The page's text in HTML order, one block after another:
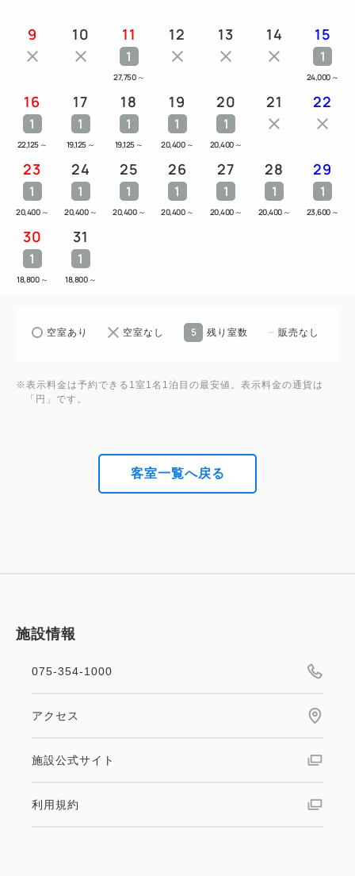
9 10 11
1
27,750 ～
12 13 14 15
1
24,000 ～
16
1
22,125 ～
17
1
19,125 ～
18
1
19,125 ～
19
1
20,400 ～
20
1
20,400 ～
21 22
23
1
20,400 ～
24
1
20,400 ～
25
1
20,400 ～
26
1
20,400 ～
27
1
20,400 ～
28
1
20,400 ～
29
1
23,600 ～
30
1
18,800 ～
31
1
18,800 ～
空室あり 空室なし 5 残り室数 販売なし
※表示料金は予約できる1室1名1泊目の最安値。表示料金の通貨は
「円」です。
客室一覧へ戻る
施設情報
075-354-1000
アクセス
施設公式サイト
利用規約